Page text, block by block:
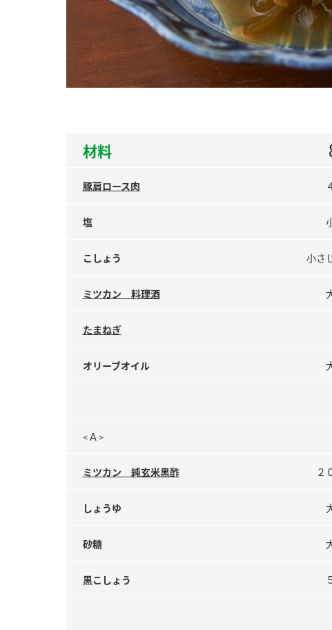
材料
豚肩ロース肉
塩
こしょう 小さ
ミツカン 料理酒
たまねぎ
オリーブオイル
<Ａ>
ミツカン 純玄米黒酢 ２
しょうゆ
砂糖
黒こしょう